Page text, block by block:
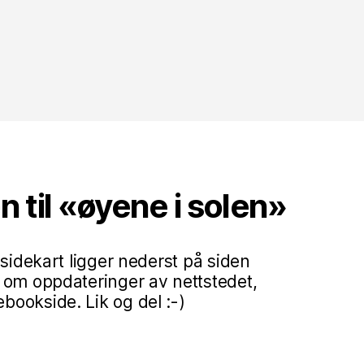
til «øyene i solen»
ligger nederst på siden
oppdateringer av nettstedet,
Lik og del :-)